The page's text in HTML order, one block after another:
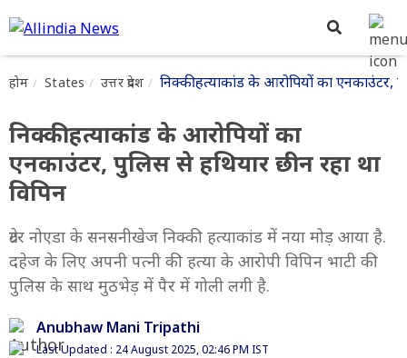
होम States उत्तर प्रदेश निक्की हत्याकांड के आरोपियों का एनकाउंटर,
निक्की हत्याकांड के आरोपियों का
एनकाउंटर, पुलिस से हथियार छीन रहा था
विपिन
ग्रेटर नोएडा के सनसनीखेज निक्की हत्याकांड में नया मोड़ आया है.
दहेज के लिए अपनी पत्नी की हत्या के आरोपी विपिन भाटी की
पुलिस के साथ मुठभेड़ में पैर में गोली लगी है.
Anubhaw Mani Tripathi
Last Updated : 24 August 2025, 02:46 PM IST